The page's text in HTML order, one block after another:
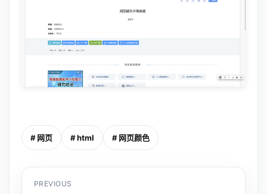
# 网页 # html # 网页颜色
PREVIOUS